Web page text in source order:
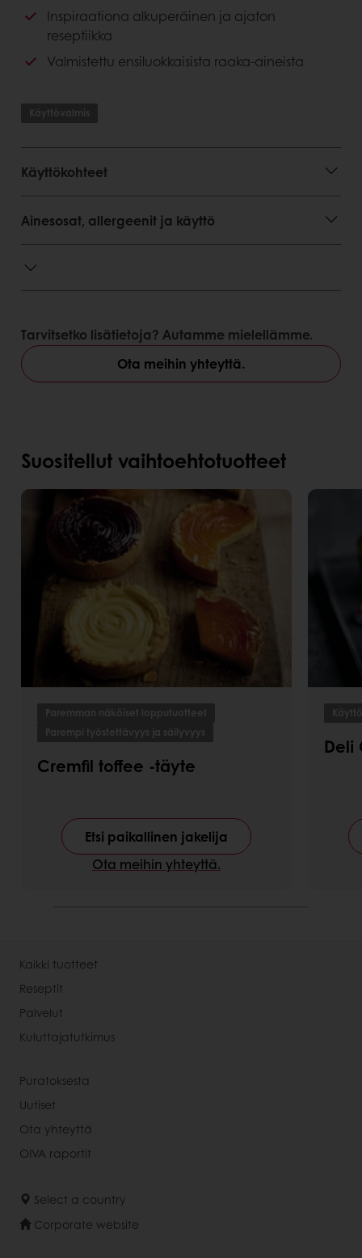
Alkuperäisen reseptin autenttinen maku
Hyödyt asiakkaalle
Laadukkaat raaka-aineet
Valmis käytettäväksi
Paistonkestävä
Inspiraationa alkuperäinen ja ajaton
reseptiikka
Valmistettu ensiluokkaisista raaka-aineista
Käyttövalmis
Käyttökohteet
Ainesosat, allergeenit ja käyttö
Tarvitsetko lisätietoja? Autamme mielellämme.
Ota meihin yhteyttä.
Suositellut vaihtoehtotuotteet
Paremman näköiset lopputuotteet
Parempi työstettävyys ja säilyvyys
Cremfil toffee -täyte
Etsi paikallinen jakelija
Ota meihin yhteyttä.
Deli
Kaikki tuotteet
Reseptit
Palvelut
Kuluttajatutkimus
Puratoksesta
Uutiset
Ota yhteyttä
OIVA raportit
Select a country
Corporate website